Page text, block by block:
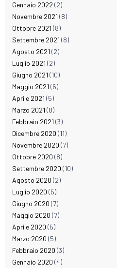
Gennaio 2022 (2)
Novembre 2021 (8)
Ottobre 2021 (8)
Settembre 2021 (8)
Agosto 2021 (2)
Luglio 2021 (2)
Giugno 2021 (10)
Maggio 2021 (6)
Aprile 2021 (5)
Marzo 2021 (8)
Febbraio 2021 (3)
Dicembre 2020 (11)
Novembre 2020 (7)
Ottobre 2020 (8)
Settembre 2020 (10)
Agosto 2020 (2)
Luglio 2020 (5)
Giugno 2020 (7)
Maggio 2020 (7)
Aprile 2020 (5)
Marzo 2020 (5)
Febbraio 2020 (3)
Gennaio 2020 (4)